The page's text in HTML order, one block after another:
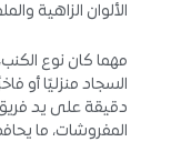
الألوان الزاهية
مهما كان نوع
السجاد منزليًا أو
دقيقة على يد
المفروشات، ما